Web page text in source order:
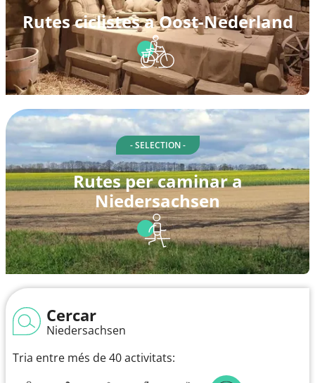
Rutes ciclistes a Oost-Nederland
- SELECTION -
Rutes per caminar a
Niedersachsen
Cercar
Niedersachsen
Tria entre més de 40 activitats: